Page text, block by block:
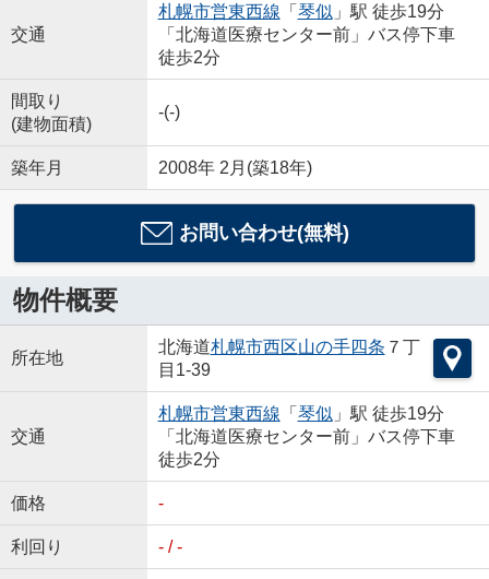
交通
札幌市営東西線 「 琴似 」駅 徒歩19分
「北海道医療センター前」バス停下車
徒歩2分
間取り
(建物面積)
-(-)
築年月 2008年 2月(築18年)
お問い合わせ(無料)
物件概要
所在地
北海道札幌市西区山の手四条 ７丁
目1-39
交通
札幌市営東西線 「 琴似 」駅 徒歩19分
「北海道医療センター前」バス停下車
徒歩2分
価格 -
利回り - / -